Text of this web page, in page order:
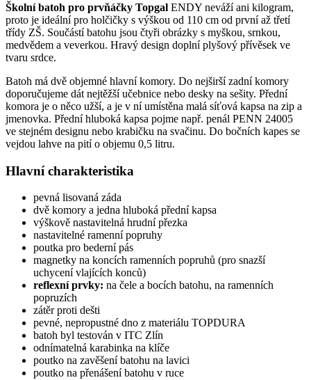
Školní batoh pro prvňáčky Topgal ENDY neváží ani kilogram,
proto je ideální pro holčičky s výškou od 110 cm od první až třetí
třídy ZŠ. Součástí batohu jsou čtyři obrázky s myškou, srnkou,
medvědem a veverkou. Hravý design doplní plyšový přívěsek ve
tvaru srdce.
Batoh má dvě objemné hlavní komory. Do nejširší zadní komory
doporučujeme dát nejtěžší učebnice nebo desky na sešity. Přední
komora je o něco užší, a je v ní umístěna malá síťová kapsa na zip a
jmenovka. Přední hluboká kapsa pojme např. penál PENN 24005
ve stejném designu nebo krabičku na svačinu. Do bočních kapes se
vejdou lahve na pití o objemu 0,5 litru.
Hlavní charakteristika
pevná lisovaná záda
dvě komory a jedna hluboká přední kapsa
výškově nastavitelná hrudní přezka
nastavitelné ramenní popruhy
poutka pro bederní pás
magnetky na koncích ramenních popruhů (pro snazší
uchycení vlajících konců)
reflexní prvky: na čele a bocích batohu, na ramenních
popruzích
zátěr proti dešti
pevné, nepropustné dno z materiálu TOPDURA
batoh byl testován v ITC Zlín
odnímatelná karabinka na klíče
poutko na zavěšení batohu na lavici
poutko na přenášení batohu v ruce